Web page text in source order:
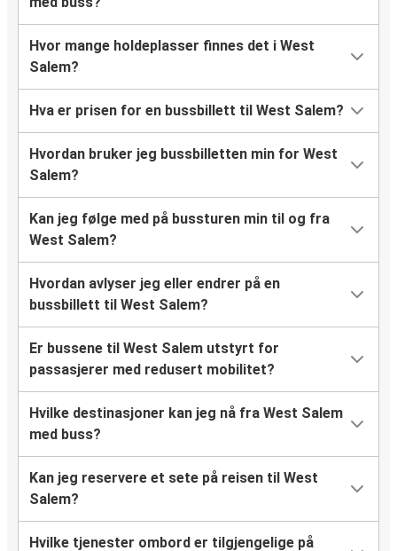
Hvor mange holdeplasser finnes det i West
Salem?
Hva er prisen for en bussbillett til West Salem?
Hvordan bruker jeg bussbilletten min for West
Salem?
Kan jeg følge med på bussturen min til og fra
West Salem?
Hvordan avlyser jeg eller endrer på en
bussbillett til West Salem?
Er bussene til West Salem utstyrt for
passasjerer med redusert mobilitet?
Hvilke destinasjoner kan jeg nå fra West Salem
med buss?
Kan jeg reservere et sete på reisen til West
Salem?
Hvilke tjenester ombord er tilgjengelige på